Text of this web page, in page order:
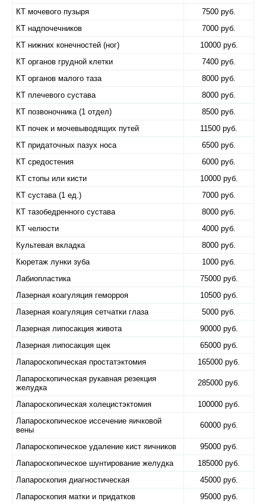
КТ мочевого пузыря
7500 руб.
КТ надпочечников
7000 руб.
КТ нижних конечностей (ног)
10000 руб.
КТ органов грудной клетки
7400 руб.
КТ органов малого таза
8000 руб.
КТ плечевого сустава
8000 руб.
КТ позвоночника (1 отдел)
8500 руб.
КТ почек и мочевыводящих путей
11500 руб.
КТ придаточных пазух носа
6500 руб.
КТ средостения
6000 руб.
КТ стопы или кисти
10000 руб.
КТ сустава (1 ед.)
7000 руб.
КТ тазобедренного сустава
8000 руб.
КТ челюсти
4000 руб.
Культевая вкладка
8000 руб.
Кюретаж лунки зуба
1000 руб.
Лабиопластика
75000 руб.
Лазерная коагуляция геморроя
10500 руб.
Лазерная коагуляция сетчатки глаза
5000 руб.
Лазерная липосакция живота
90000 руб.
Лазерная липосакция щек
65000 руб.
Лапароскопическая простатэктомия
165000 руб.
Лапароскопическая рукавная резекция
желудка
285000 руб.
Лапароскопическая холецистэктомия
100000 руб.
Лапароскопическое иссечение яичковой
вены
60000 руб.
Лапароскопическое удаление кист яичников
95000 руб.
Лапароскопическое шунтирование желудка
185000 руб.
Лапароскопия диагностическая
45000 руб.
Лапароскопия матки и придатков
95000 руб.